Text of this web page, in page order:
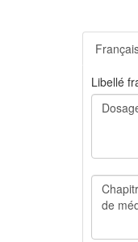
Libellé